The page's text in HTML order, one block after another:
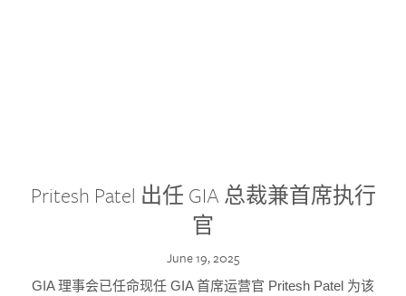
Pritesh Patel 出任 GIA 总裁兼首席执行
官
June 19, 2025
GIA 理事会已任命现任 GIA 首席运营官 Pritesh Patel 为该